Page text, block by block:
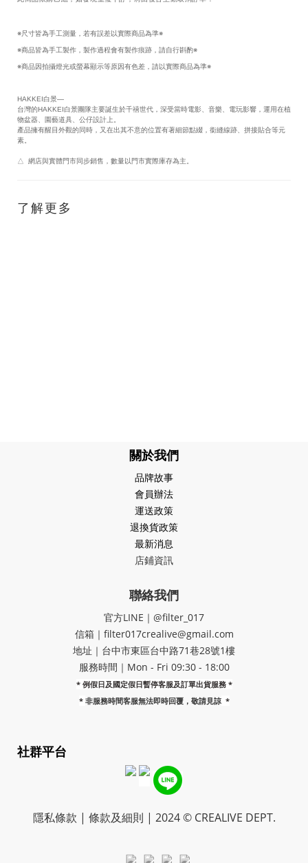
※尺寸皆為手工測量，若有誤差以實際商品為準※
※商品皆為手工製作，製作過程會有製作痕跡，請自行斟酌※
※商品因拍攝燈光或螢幕顯示等原因有色差，請以實際商品為準※
HAKKEI白景—
台灣的HAKKEI白景團隊主要誕生於千禧世代，深受當時電影、音樂、電玩影響，運用在植
物盆器、園藝道具、公仔設計上。
產品擁有醒目外觀的同時，又在出其不意的位置有著細節點綴，銜縫線跡、拼接貼合等元
素。
△ 網店與實體門市同步銷售，數量以門市實際庫存為主。
了解更多
關於我們
品牌故事
會員辦法
運送政策
退換貨政策
最新消息
店鋪資訊
聯絡我們
官方LINE｜@filter_017
信箱｜filter017crealive@gmail.com
地址｜​台中市東區台中路71巷28號1樓
服務時間｜Mon - Fri 09:30 - 18:00
* 例假日及國定假日暫停客服及訂單出貨服務 *
* 非服務時間客服無法即時回覆，敬請見諒 *
社群平台
隱私條款 | 條款及細則 | 2024 © CREALIVE DEPT.